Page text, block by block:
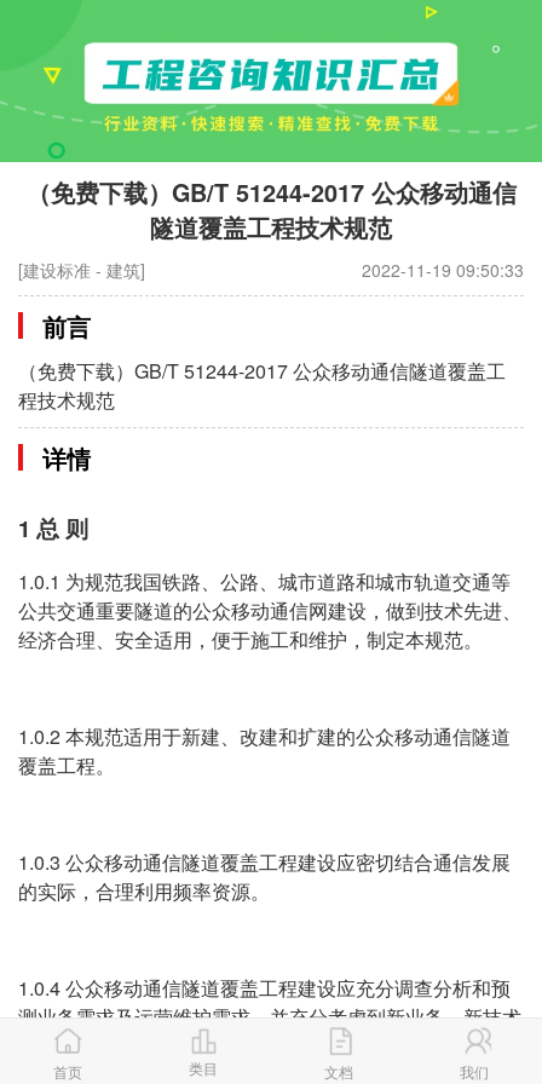
（免费下载）GB/T 51244-2017 公众移动通信
隧道覆盖工程技术规范
[建设标准 - 建筑] 2022-11-19 09:50:33
前言
（免费下载）GB/T 51244-2017 公众移动通信隧道覆盖工
程技术规范
详情
1 总 则
1.0.1 为规范我国铁路、公路、城市道路和城市轨道交通等
公共交通重要隧道的公众移动通信网建设，做到技术先进、
经济合理、安全适用，便于施工和维护，制定本规范。
1.0.2 本规范适用于新建、改建和扩建的公众移动通信隧道
覆盖工程。
1.0.3 公众移动通信隧道覆盖工程建设应密切结合通信发展
的实际，合理利用频率资源。
1.0.4 公众移动通信隧道覆盖工程建设应充分调查分析和预
测业务需求及运营维护需求，并充分考虑到新业务、新技术
对网络结构、容量及服务质量的影响等因素。
首页 类目 文档 我们